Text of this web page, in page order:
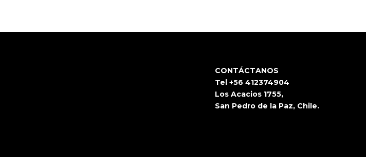
CONTÁCTANOS
Tel +56 412374904
Los Acacios 1755,
San Pedro de la Paz, Chile.